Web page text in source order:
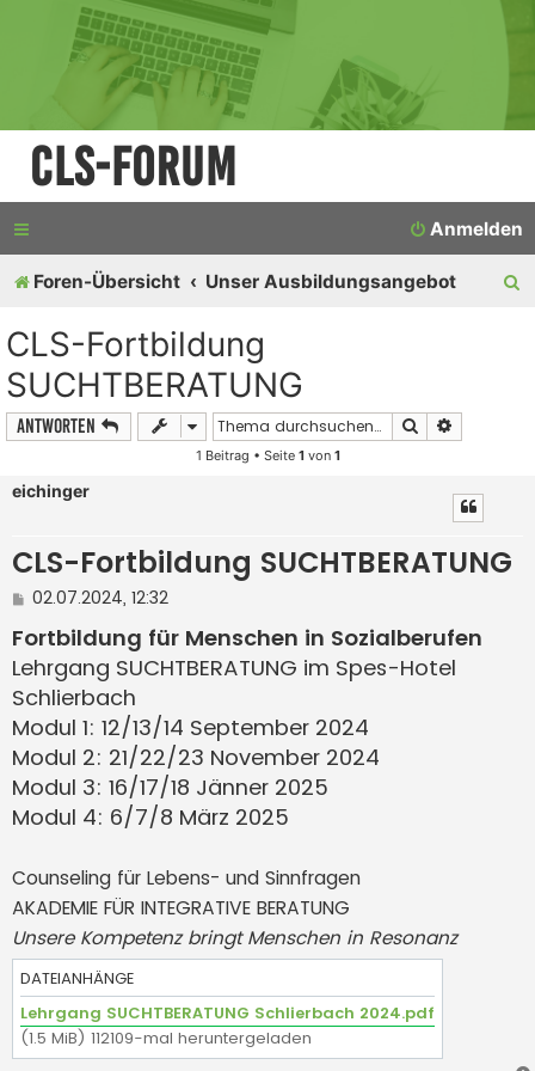
CLS-Forum
Anmelden
Foren-Übersicht Unser Ausbildungsangebot
CLS-Fortbildung
SUCHTBERATUNG
Antworten Suche
1 Beitrag • Seite 1von 1
eichinger
CLS-Fortbildung SUCHTBERATUNG
B
i
t
r
a
g
02.07.2024, 12:32
Fortbildung für Menschen in Sozialberufen
Lehrgang SUCHTBERATUNG im Spes-Hotel
Schlierbach
Modul 1: 12/13/14 September 2024
Modul 2: 21/22/23 November 2024
Modul 3: 16/17/18 Jänner 2025
Modul 4: 6/7/8 März 2025
Counseling für Lebens- und Sinnfragen
AKADEMIE FÜR INTEGRATIVE BERATUNG
Unsere Kompetenz bringt Menschen in Resonanz
DATEIANHÄNGE
Lehrgang SUCHTBERATUNG Schlierbach 2024.pdf
(1.5 MiB) 112109-mal heruntergeladen